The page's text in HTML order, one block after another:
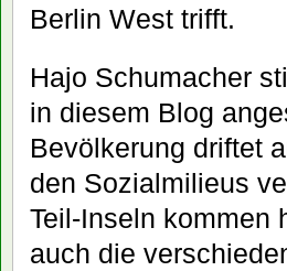
Berlin West trifft.
Hajo Schumacher
in diesem Blog
Bevölkerung driftet
den Sozialmilieus
Teil-Inseln kommen
auch die